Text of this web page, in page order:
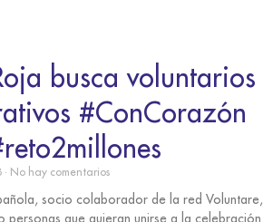
busca voluntarios
#ConCorazón
No hay comentarios
socio colaborador de la red Voluntare,